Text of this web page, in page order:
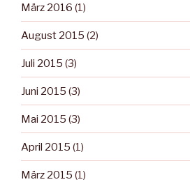
März 2016 (1)
August 2015 (2)
Juli 2015 (3)
Juni 2015 (3)
Mai 2015 (3)
April 2015 (1)
März 2015 (1)